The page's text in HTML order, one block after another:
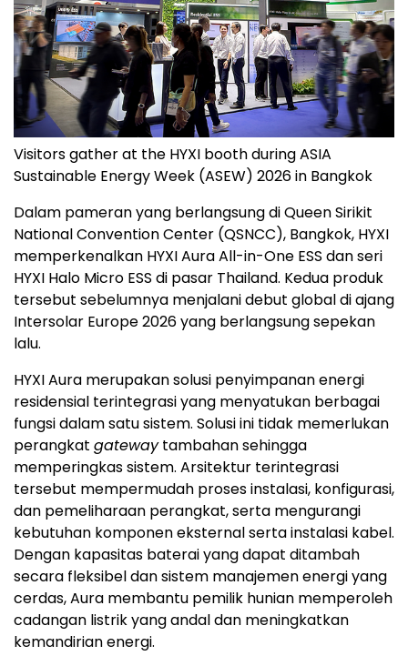
Visitors gather at the HYXI booth during ASIA
Sustainable Energy Week (ASEW) 2026 in Bangkok
Dalam pameran yang berlangsung di Queen Sirikit
National Convention Center (QSNCC), Bangkok, HYXI
memperkenalkan HYXI Aura All-in-One ESS dan seri
HYXI Halo Micro ESS di pasar Thailand. Kedua produk
tersebut sebelumnya menjalani debut global di ajang
Intersolar Europe 2026 yang berlangsung sepekan
lalu.
HYXI Aura merupakan solusi penyimpanan energi
residensial terintegrasi yang menyatukan berbagai
fungsi dalam satu sistem. Solusi ini tidak memerlukan
perangkat gatewaytambahan sehingga
memperingkas sistem. Arsitektur terintegrasi
tersebut mempermudah proses instalasi, konfigurasi,
dan pemeliharaan perangkat, serta mengurangi
kebutuhan komponen eksternal serta instalasi kabel.
Dengan kapasitas baterai yang dapat ditambah
secara fleksibel dan sistem manajemen energi yang
cerdas, Aura membantu pemilik hunian memperoleh
cadangan listrik yang andal dan meningkatkan
kemandirian energi.